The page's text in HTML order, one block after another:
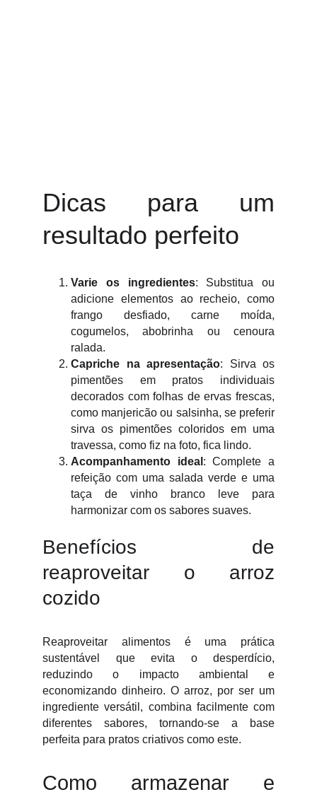
Dicas para um
resultado perfeito
Varie os ingredientes: Substitua ou
adicione elementos ao recheio, como
frango desfiado, carne moída,
cogumelos, abobrinha ou cenoura
ralada.
Capriche na apresentação: Sirva os
pimentões em pratos individuais
decorados com folhas de ervas frescas,
como manjericão ou salsinha, se preferir
sirva os pimentões coloridos em uma
travessa, como fiz na foto, fica lindo.
Acompanhamento ideal : Complete a
refeição com uma salada verde e uma
taça de vinho branco leve para
harmonizar com os sabores suaves.
Benefícios de
reaproveitar o arroz
cozido
Reaproveitar alimentos é uma prática
sustentável que evita o desperdício,
reduzindo o impacto ambiental e
economizando dinheiro. O arroz, por ser um
ingrediente versátil, combina facilmente com
diferentes sabores, tornando-se a base
perfeita para pratos criativos como este.
Como armazenar e